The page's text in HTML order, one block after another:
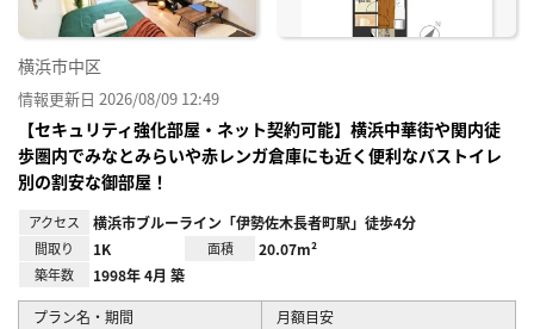
横浜市中区
情報更新日 2026/08/09 12:49
【セキュリティ強化部屋・ネット契約可能】横浜中華街や関内徒
歩圏内でみなとみらいや赤レンガ倉庫にも近く便利なバストイレ
別の割安な御部屋！
アクセス 横浜市ブルーライン「伊勢佐木長者町駅」徒歩4分
間取り 1K 面積 20.07m²
築年数 1998年 4月 築
プラン名・期間 月額目安